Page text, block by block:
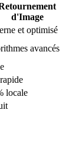
d'Image
et optimisé
avancés
locale